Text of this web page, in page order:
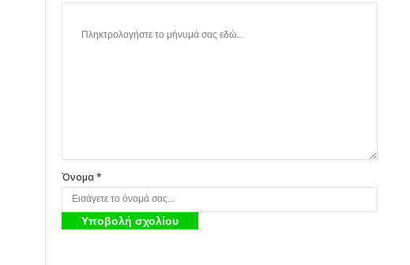
Όνομα *